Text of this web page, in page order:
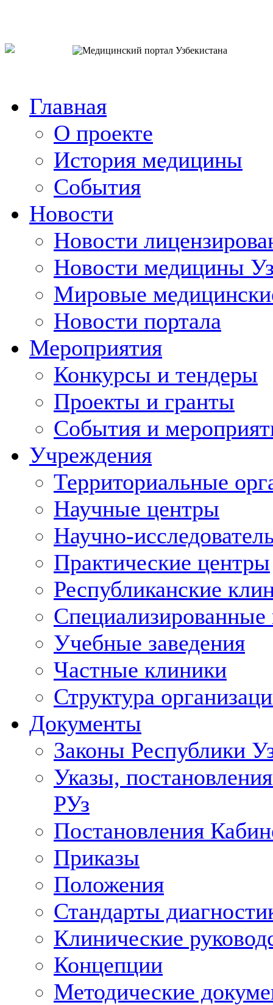
Главная
О проекте
История медицины
События
Новости
Новости
Новости медицины
Мировые
Новости портала
Мероприятия
Конкурсы и тендеры
Проекты и гранты
События и
Учреждения
Территориальные
Научные центры
Научно-
Практические центры
Республиканские
Учебные заведения
Частные клиники
Структура
Документы
Законы Республики
Указы,
РУз
Постановления
Приказы
Положения
Стандарты
Клинические
Концепции
Методические